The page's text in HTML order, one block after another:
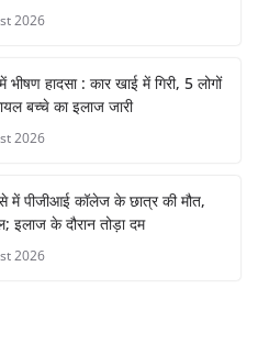
2026
भीषण हादसा : कार खाई में गिरी, 5 लोगों
बच्चे का इलाज जारी
2026
में पीजीआई कॉलेज के छात्र की मौत,
इलाज के दौरान तोड़ा दम
2026